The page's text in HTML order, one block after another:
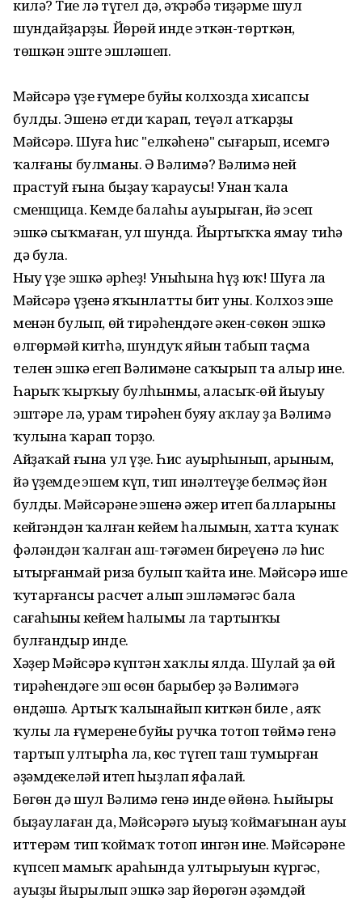
килә? Тиңе лә түгел дә, әҡрәбә тиҙәрме шул
шундайҙарҙы. Йөрөй инде эткән-төрткән,
төшкән эште эшләшеп.
Мәйсәрә үҙе ғүмере буйы колхозда хисапсы
булды. Эшенә етди ҡарап, теүәл атҡарҙы
Мәйсәрә. Шуға һис "елкәһенә" сығарып, исемгә
ҡалғаны булманы. Ә Вәлимә? Вәлимә ней
прастуй ғына быҙау ҡараусы! Унан ҡала
сменщица. Кемдең балаһы ауырыған, йә эсеп
эшкә сыҡмаған, ул шунда. Йыртыҡҡа ямау тиһәң
дә була.
Ныу үҙе эшкә әрһеҙ! Уныһына һүҙ юҡ! Шуға ла
Мәйсәрә үҙенә яҡынлатты бит уны. Колхоз эше
менән булып, өй тирәһендәге әкен-сөкөн эшкә
өлгөрмәй китһә, шундуҡ яйын табып таҫма
телен эшкә егеп Вәлимәне саҡырып та алыр ине.
Һарыҡ ҡырҡыу булһынмы, аласыҡ-өй йыуыу
эштәре лә, урам тирәһен буяу аҡлау ҙа Вәлимә
ҡулына ҡарап торҙо.
Айҙаҡай ғына ул үҙе. Һис ауырһынып, арыным,
йә үҙемдең эшем күп, тип инәлтеүҙе белмәҫ йән
булды. Мәйсәрәнең эшенә әжер итеп балларының
кейгәндән ҡалған кейем һалымын, хатта ҡунаҡ
фәләндән ҡалған аш-тәғәмен биреүенә лә һис
ытырғанмай риза булып ҡайта ине. Мәйсәрә ише
ҡутарғансы расчет алып эшләмәгәс бала
сағаһының кейем һалымы ла тартынҡы
булғандыр инде.
Хәҙер Мәйсәрә күптән хаҡлы ялда. Шулай ҙа өй
тирәһендәге эш өсөн барыбер ҙә Вәлимәгә
өндәшә. Артыҡ ҡалынайып киткән биле , аяҡ
ҡулы ла ғүмеренең буйы ручка тотоп төймә генә
тартып ултырһа ла, көс түгеп таш тумырған
әҙәмдекеләй итеп һыҙлап яфалай.
Бөгөн дә шул Вәлимә генә инде өйөнә. Һыйыры
быҙаулаған да, Мәйсәрәгә ыуыҙ ҡоймағынан ауы
иттерәм тип ҡоймаҡ тотоп ингән ине. Мәйсәрәнең
күпсеп мамыҡ араһында ултырыуын күргәс,
ауыҙы йырылып эшкә зар йөрөгән әҙәмдәй